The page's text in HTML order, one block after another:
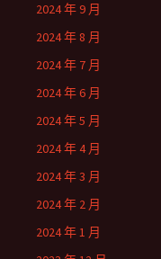
2024 年 9 月
2024 年 8 月
2024 年 7 月
2024 年 6 月
2024 年 5 月
2024 年 4 月
2024 年 3 月
2024 年 2 月
2024 年 1 月